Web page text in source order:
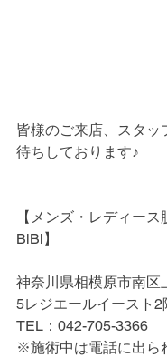
皆様のご来店、スタッ
待ちしております♪
【メンズ・レディー
BiBi】
神奈川県相模原市南区
5レジエールイースト2
TEL：042-705-3366
※施術中は電話に出ら